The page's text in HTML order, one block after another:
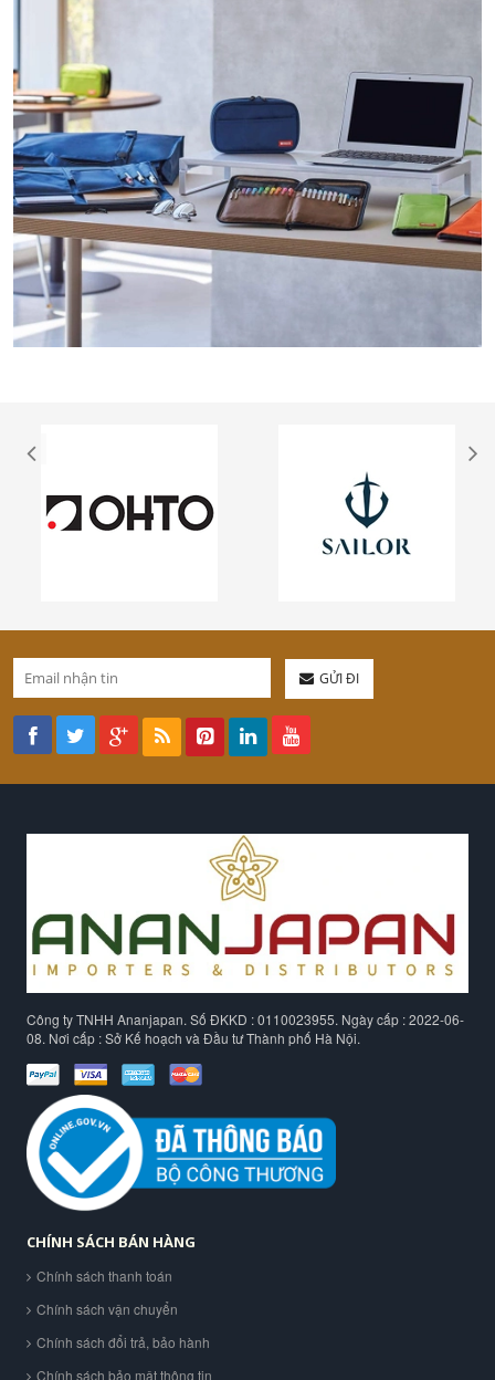
GỬI ĐI
Công ty TNHH Ananjapan. Số ĐKKD : 0110023955. Ngày cấp : 2022-06-
08. Nơi cấp : Sở Kế hoạch và Đầu tư Thành phố Hà Nội.
CHÍNH SÁCH BÁN HÀNG
Chính sách thanh toán
Chính sách vận chuyển
Chính sách đổi trả, bảo hành
Chính sách bảo mật thông tin